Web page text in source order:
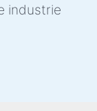
industrie